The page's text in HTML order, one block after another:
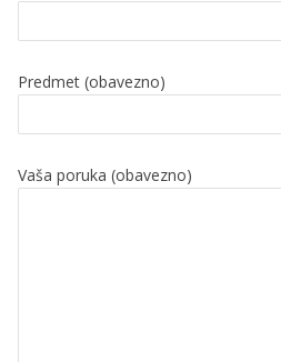
Predmet (obavezno)
Vaša poruka (obavezno)